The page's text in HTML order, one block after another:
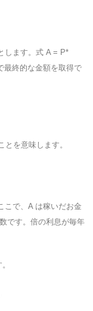
します。式 A =​​ P*
最終的な金額を取得で
を意味します。
こで、A は稼いだお金
です。倍の利息が毎年